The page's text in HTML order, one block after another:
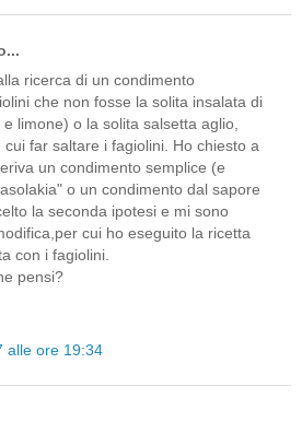
ricerca di un condimento
che non fosse la solita insalata di
limone) o la solita salsetta aglio,
far saltare i fagiolini. Ho chiesto a
un condimento semplice (e
o un condimento dal sapore
la seconda ipotesi e mi sono
cui ho eseguito la ricetta
con i fagiolini.
pensi?
alle ore 19:34